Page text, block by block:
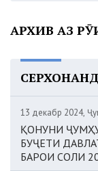
АРХИВ АЗ
13 декабр 2024,
ҚОНУНИ
БУҶЕТИ
БАРОИ СОЛИ